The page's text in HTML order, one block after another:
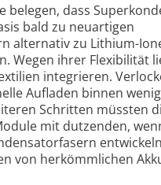
belegen, dass
bald zu neuartigen
alternativ zu Lithium-
Wegen ihrer Flexibilität
integrieren.
Aufladen binnen
Schritten müssten
mit dutzenden,
von herkömmlichen